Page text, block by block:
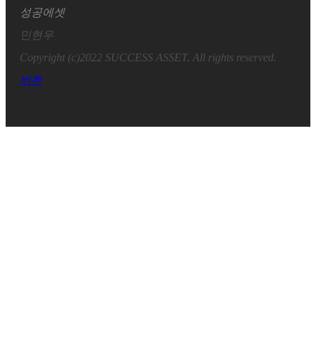
성공에셋
민현우
Copyright (c)2022 SUCCESS ASSET. All rights reserved.
버튼